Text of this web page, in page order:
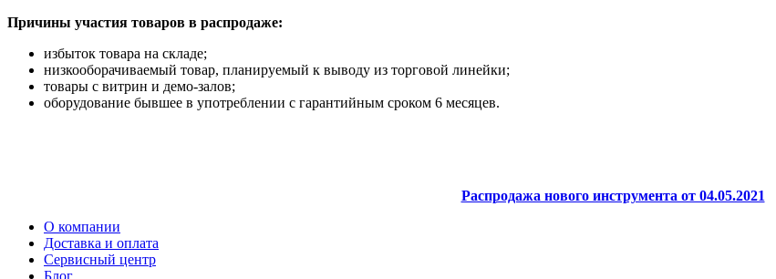
Причины участия товаров в распродаже:
избыток товара на складе;
низкооборачиваемый товар, планируемый к выводу из торговой линейки;
товары с витрин и демо-залов;
оборудование бывшее в употреблении с гарантийным сроком 6 месяцев.
Распродажа нового инструмента от 04.05.2021
О компании
Доставка и оплата
Сервисный центр
Блог